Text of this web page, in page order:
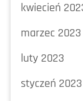
kwiecień
marzec 2023
luty 2023
styczeń 2023